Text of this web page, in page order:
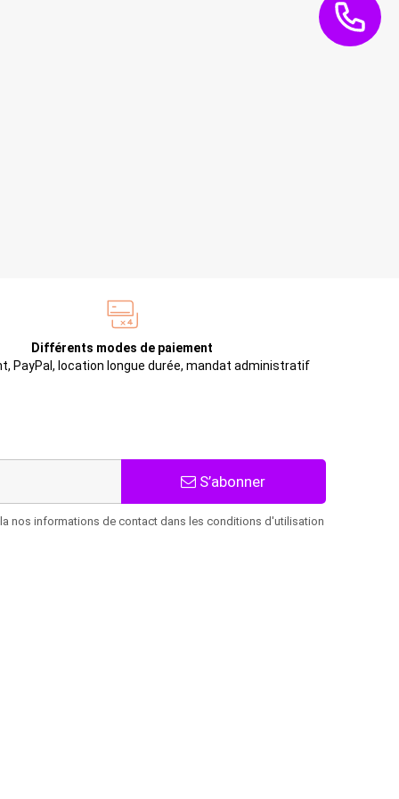
Différents modes de paiement
PayPal, location longue durée, mandat administratif
S’abonner
nos informations de contact dans les conditions d'utilisation